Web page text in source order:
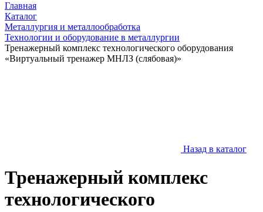
Главная
Каталог
Металлургия и металлообработка
Технологии и оборудование в металлургии
Тренажерный комплекс технологического оборудования
«Виртуальный тренажер МНЛЗ (слябовая)»
Назад в каталог
Тренажерный комплекс
технологического